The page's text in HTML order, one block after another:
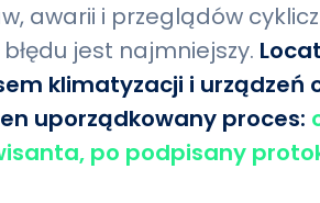
awarii i przeglądów
jest najmniejszy.
klimatyzacji i urządzeń
uporządkowany proces:
po podpisany